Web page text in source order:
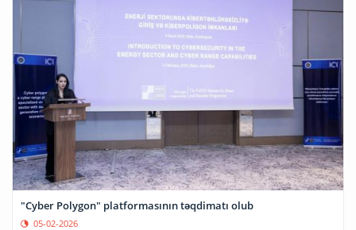
"Cyber Polygon" platformasının təqdimatı olub
05-02-2026